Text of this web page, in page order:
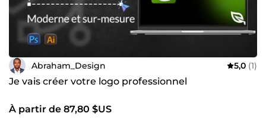
Abraham_Design 5,0 (1)
Je vais créer votre logo professionnel
À partir de 87,80 $US